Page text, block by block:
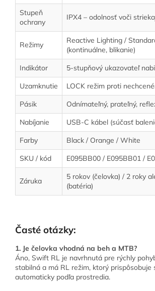
Stupeň
ochrany
IPX4 – odolnosť voči
Režimy
Reactive Lighting /
(kontinuálne, blikanie)
Indikátor
5-stupňový ukazovateľ
Uzamknutie
LOCK režim proti
Pásik
Odnímateľný, prateľný,
Nabíjanie
USB-C kábel (súčasť
Farby
Black / Orange / White
SKU / kód
E095BB00 / E095BB01 /
Záruka
5 rokov (čelovka) / 2 roky
(batéria)
Časté otázky:
1. Je čelovka vhodná na beh a MTB?
Áno, Swift RL je navrhnutá pre rýchly
stabilná a má RL režim, ktorý prispôsobuje
automaticky podľa prostredia.